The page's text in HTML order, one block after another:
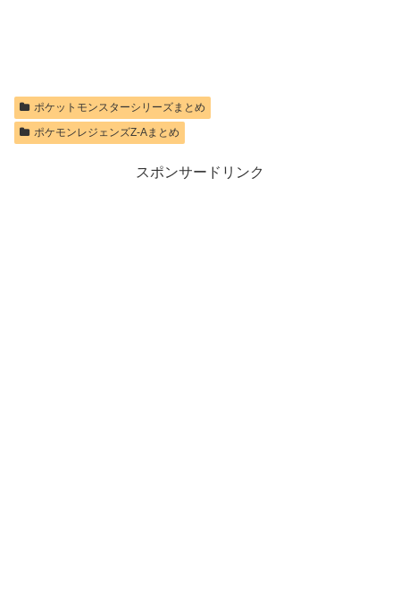
ポケットモンスターシリーズまとめ
ポケモンレジェンズZ-Aまとめ
スポンサードリンク